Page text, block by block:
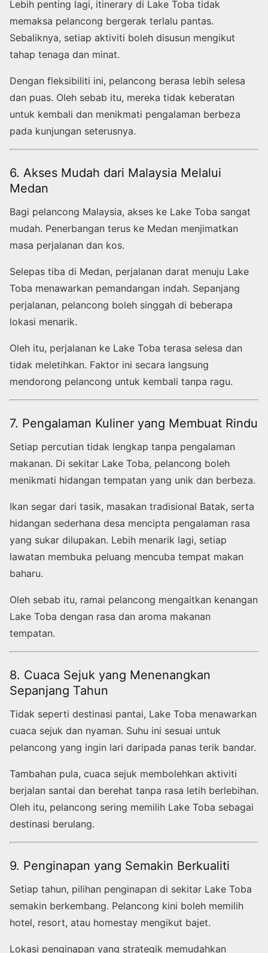
Lebih penting lagi, itinerary di Lake Toba tidak
memaksa pelancong bergerak terlalu pantas.
Sebaliknya, setiap aktiviti boleh disusun mengikut
tahap tenaga dan minat.
Dengan fleksibiliti ini, pelancong berasa lebih selesa
dan puas. Oleh sebab itu, mereka tidak keberatan
untuk kembali dan menikmati pengalaman berbeza
pada kunjungan seterusnya.
6. Akses Mudah dari Malaysia Melalui
Medan
Bagi pelancong Malaysia, akses ke Lake Toba sangat
mudah. Penerbangan terus ke Medan menjimatkan
masa perjalanan dan kos.
Selepas tiba di Medan, perjalanan darat menuju Lake
Toba menawarkan pemandangan indah. Sepanjang
perjalanan, pelancong boleh singgah di beberapa
lokasi menarik.
Oleh itu, perjalanan ke Lake Toba terasa selesa dan
tidak meletihkan. Faktor ini secara langsung
mendorong pelancong untuk kembali tanpa ragu.
7. Pengalaman Kuliner yang Membuat Rindu
Setiap percutian tidak lengkap tanpa pengalaman
makanan. Di sekitar Lake Toba, pelancong boleh
menikmati hidangan tempatan yang unik dan berbeza.
Ikan segar dari tasik, masakan tradisional Batak, serta
hidangan sederhana desa mencipta pengalaman rasa
yang sukar dilupakan. Lebih menarik lagi, setiap
lawatan membuka peluang mencuba tempat makan
baharu.
Oleh sebab itu, ramai pelancong mengaitkan kenangan
Lake Toba dengan rasa dan aroma makanan
tempatan.
8. Cuaca Sejuk yang Menenangkan
Sepanjang Tahun
Tidak seperti destinasi pantai, Lake Toba menawarkan
cuaca sejuk dan nyaman. Suhu ini sesuai untuk
pelancong yang ingin lari daripada panas terik bandar.
Tambahan pula, cuaca sejuk membolehkan aktiviti
berjalan santai dan berehat tanpa rasa letih berlebihan.
Oleh itu, pelancong sering memilih Lake Toba sebagai
destinasi berulang.
9. Penginapan yang Semakin Berkualiti
Setiap tahun, pilihan penginapan di sekitar Lake Toba
semakin berkembang. Pelancong kini boleh memilih
hotel, resort, atau homestay mengikut bajet.
Lokasi penginapan yang strategik memudahkan